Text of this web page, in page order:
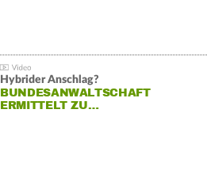
Hybrider Anschlag?
BUNDESANWALTSCHAFT
ERMITTELT ZU…